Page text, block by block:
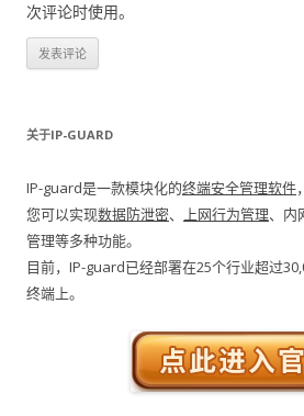
次评论时使用。
关于IP-GUARD
IP-guard是一款模块化的终端安全管理软件
您可以实现数据防泄密、 上网行为管理、内
管理等多种功能。
目前，IP-guard已经部署在25个行业超过
终端上。